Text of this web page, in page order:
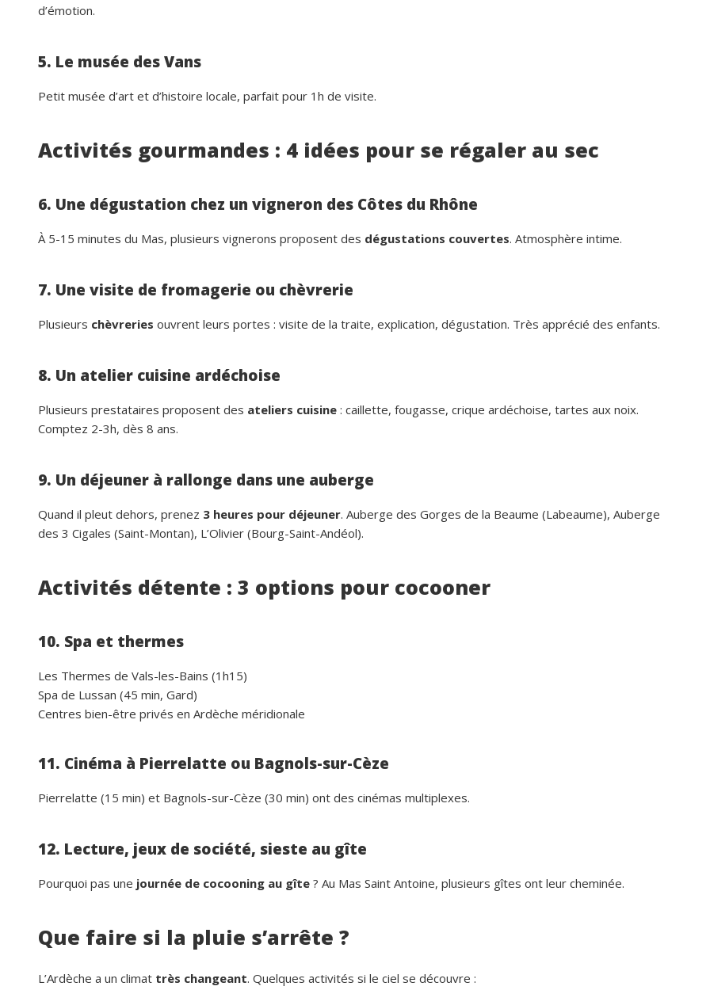
d’émotion.
5. Le musée des Vans
Petit musée d’art et d’histoire locale, parfait pour 1h de visite.
Activités gourmandes : 4 idées pour se régaler au sec
6. Une dégustation chez un vigneron des Côtes du Rhône
À 5-15 minutes du Mas, plusieurs vignerons proposent des dégustations couvertes. Atmosphère intime.
7. Une visite de fromagerie ou chèvrerie
Plusieurs chèvreries ouvrent leurs portes : visite de la traite, explication, dégustation. Très apprécié des enfants.
8. Un atelier cuisine ardéchoise
Plusieurs prestataires proposent des ateliers cuisine : caillette, fougasse, crique ardéchoise, tartes aux noix.
Comptez 2-3h, dès 8 ans.
9. Un déjeuner à rallonge dans une auberge
Quand il pleut dehors, prenez 3 heures pour déjeuner. Auberge des Gorges de la Beaume (Labeaume), Auberge
des 3 Cigales (Saint-Montan), L’Olivier (Bourg-Saint-Andéol).
Activités détente : 3 options pour cocooner
10. Spa et thermes
Les Thermes de Vals-les-Bains (1h15)
Spa de Lussan (45 min, Gard)
Centres bien-être privés en Ardèche méridionale
11. Cinéma à Pierrelatte ou Bagnols-sur-Cèze
Pierrelatte (15 min) et Bagnols-sur-Cèze (30 min) ont des cinémas multiplexes.
12. Lecture, jeux de société, sieste au gîte
Pourquoi pas une journée de cocooning au gîte ? Au Mas Saint Antoine, plusieurs gîtes ont leur cheminée.
Que faire si la pluie s’arrête ?
L’Ardèche a un climat très changeant. Quelques activités si le ciel se découvre :
Privatisation du domaine complet.Un
grand plaisir.Merci